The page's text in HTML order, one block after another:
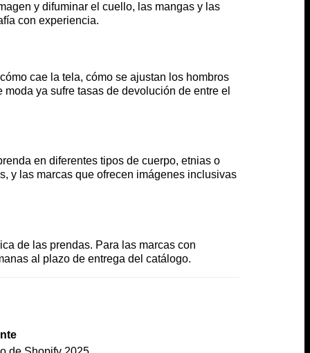
y difuminar el cuello, las mangas y las
con experiencia.
cae la tela, cómo se ajustan los hombros
ya sufre tasas de devolución de entre el
en diferentes tipos de cuerpo, etnias o
y las marcas que ofrecen imágenes inclusivas
de las prendas. Para las marcas con
al plazo de entrega del catálogo.